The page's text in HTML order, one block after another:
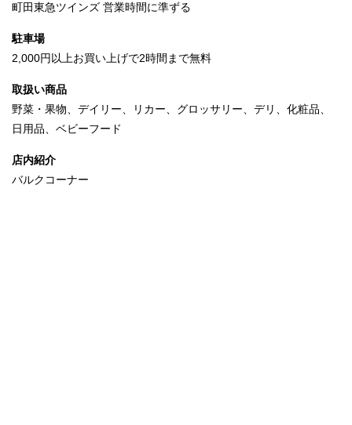
町田東急ツインズ 営業時間に準ずる
駐車場
2,000円以上お買い上げで2時間まで無料
取扱い商品
野菜・果物、デイリー、リカー、グロッサリー、デリ、化粧品、
日用品、ベビーフード
店内紹介
バルクコーナー